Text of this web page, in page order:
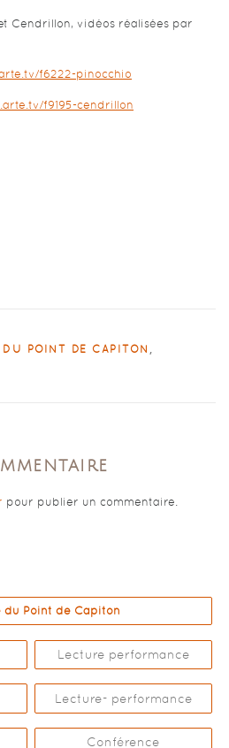
Cendrillon, vidéos réalisées par
f6222-pinocchio
f9195-cendrillon
POINT DE CAPITON ,
pour publier un commentaire.
du Point de Capiton
Lecture performance
Lecture- performance
Conférence